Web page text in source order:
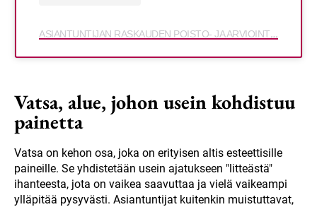
ASIANTUNTIJAN RASKAUDEN POISTO- JA ARVIOINTIRAVINTOLAN (@amonyskincare) jakama julkaisu
Vatsa, alue, johon usein kohdistuu
painetta
Vatsa on kehon osa, joka on erityisen altis esteettisille
paineille. Se yhdistetään usein ajatukseen "litteästä"
ihanteesta, jota on vaikea saavuttaa ja vielä vaikeampi
ylläpitää pysyvästi. Asiantuntijat kuitenkin muistuttavat,